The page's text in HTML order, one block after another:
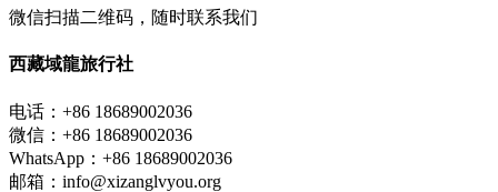
微信扫描二维码，随时联系我们
西藏域龍旅行社
电话：+86 18689002036
微信：+86 18689002036
WhatsApp：+86 18689002036
邮箱：info@xizanglvyou.org